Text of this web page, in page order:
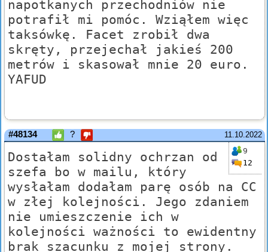
napotkanych przechodniów nie
potrafił mi pomóc. Wziąłem więc
taksówkę. Facet zrobił dwa
skręty, przejechał jakieś 200
metrów i skasował mnie 20 euro.
YAFUD
11.10.2022
#48134 ?
9
12
Dostałam solidny ochrzan od
szefa bo w mailu, który
wysłałam dodałam parę osób na CC
w złej kolejności. Jego zdaniem
nie umieszczenie ich w
kolejności ważności to ewidentny
brak szacunku z mojej strony.